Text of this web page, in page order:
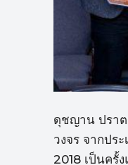
ดุชญาน ปราต
วงจร จากปร
2018 เป็นครั้